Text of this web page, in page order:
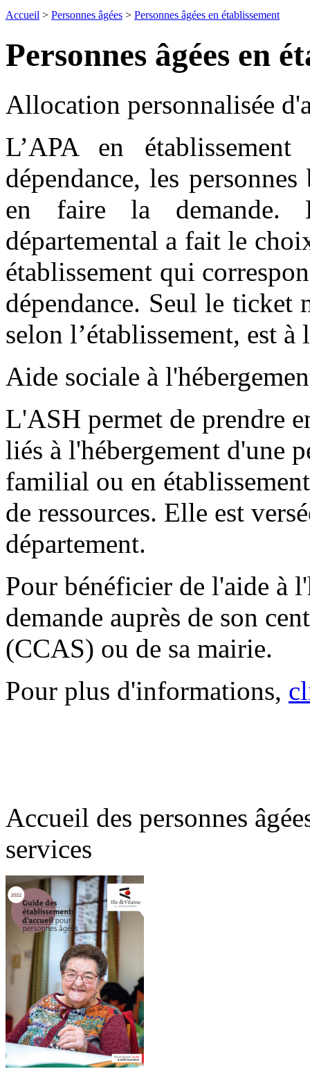
Accueil > Personnes âgées > Personnes âgées en établissement
Personnes âgées en
Allocation personnalisée
L’APA en
dépendance, les
en faire la demande.
départemental a fait le
établissement qui
dépendance. Seul le ticket
selon l’établissement, est
Aide sociale à
L'ASH permet de prendre
liés à l'hébergement d'une
familial ou en
de ressources. Elle est
département.
Pour bénéficier de l'aide à
demande auprès de son
(CCAS) ou de sa mairie.
Pour plus d'informations,
Accueil des personnes
services